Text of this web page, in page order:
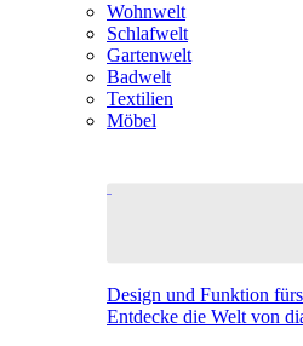
Wohnwelt
Schlafwelt
Gartenwelt
Badwelt
Textilien
Möbel
Design und Funktion
Entdecke die Welt von